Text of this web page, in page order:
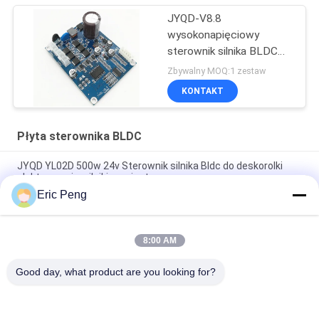
JYQD-V8.8
wysokonapięciowy
sterownik silnika BLDC
110VAC / 22VAC
Zbywalny MOQ:1 zestaw
KONTAKT
Płyta sterownika BLDC
JYQD YL02D 500w 24v Sterownik silnika Bldc do deskorolki
elektrycznej z silnikiem piasty
Czujnik Halla 110V 220V 12V 24v Bezszczotkowy sterownik
silnika prądu stałego Pwm
JYQD - V7.5E 36 do 72VDC Trójfazowa płyta sterownika BLDC
Eric Peng
8:00 AM
Good day, what product are you looking for?